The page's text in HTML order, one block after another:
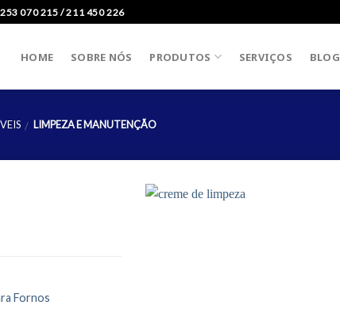
070 215 / 211 450 226
HOME SOBRE NÓS PRODUTOS SERVIÇOS BLOG
/ LIMPEZA E MANUTENÇÃO
Fornos